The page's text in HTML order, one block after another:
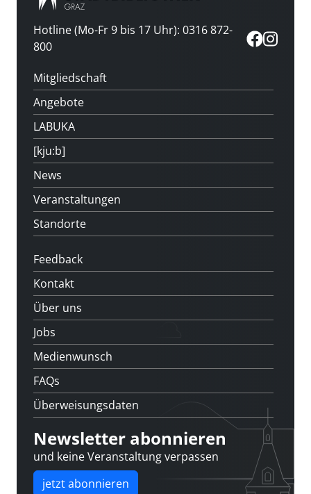
Hotline (Mo-Fr 9 bis 17 Uhr): 0316 872-
800
Mitgliedschaft
Angebote
LABUKA
[kju:b]
News
Veranstaltungen
Standorte
Feedback
Kontakt
Über uns
Jobs
Medienwunsch
FAQs
Überweisungsdaten
Newsletter abonnieren
und keine Veranstaltung verpassen
jetzt abonnieren